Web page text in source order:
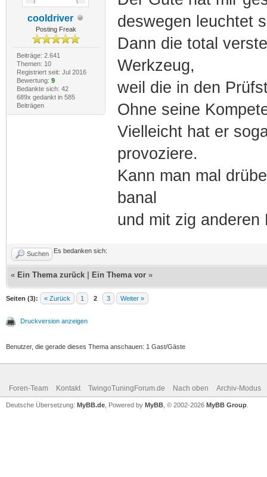
cooldriver
Posting Freak
Beiträge: 2.641
Themen: 10
Registriert seit: Jul 2016
Bewertung: 9
Bedankte sich: 42
689x gedankt in 585
Beiträgen
deswegen leuchtet
Dann die total
Werkzeug,
weil die in den
Ohne seine
Vielleicht hat er
provoziere.
Kann man mal
banal
und mit zig anderen
Suchen Es bedanken sich:
« Ein Thema zurück Ein Thema vor »
Seiten (3): « Zurück 1 2 3 Weiter »
Druckversion anzeigen
Benutzer, die gerade dieses Thema anschauen: 1 Gast/Gäste
Foren-Team Kontakt TwingoTuningForum.de Nach oben Archiv-Modus
Deutsche Übersetzung: MyBB.de , Powered by MyBB , © 2002-2026 MyBB Group